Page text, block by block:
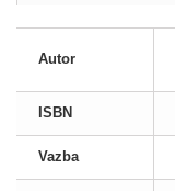
Autor
ISBN
Vazba